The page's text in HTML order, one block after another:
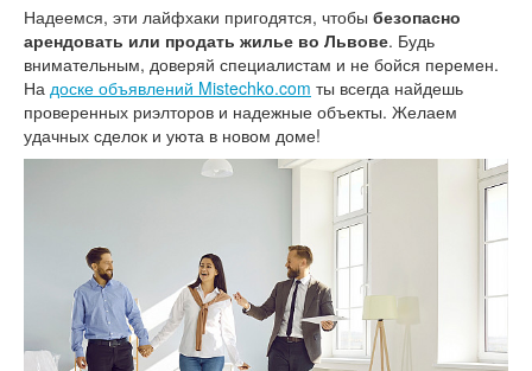
Надеемся, эти лайфхаки пригодятся, чтобы безопасно
арендовать или продать жилье во Львове. Будь
внимательным, доверяй специалистам и не бойся перемен.
На доске объявлений Mistechko.com ты всегда найдешь
проверенных риэлторов и надежные объекты. Желаем
удачных сделок и уюта в новом доме!